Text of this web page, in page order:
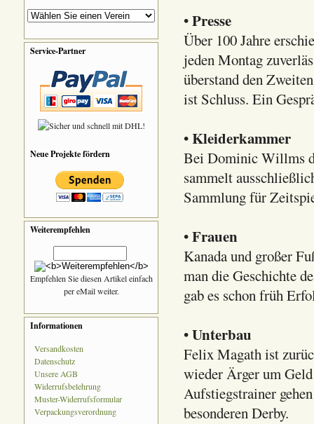
Service-Partner
Neue Projekte fördern
Weiterempfehlen
Empfehlen Sie diesen Artikel einfach
per eMail weiter.
Informationen
Versandkosten
Datenschutz
Unsere AGB
Widerrufsbelehrung
Muster-Widerrufsformular
Verpackungsverordnung
•Presse
Über 100 Jahre
jeden Montag
überstand den
ist Schluss. Ein
•Kleiderkammer
Bei Dominic Willms
sammelt
Sammlung für
•Frauen
Kanada und großer
man die Geschichte
gab es schon früh
•Unterbau
Felix Magath ist
wieder Ärger um
Aufstiegstrainer
besonderen Derby.